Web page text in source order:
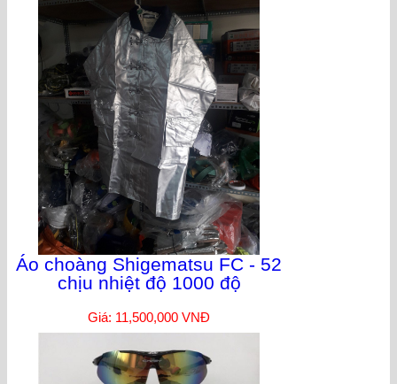
Áo choàng Shigematsu FC - 52
chịu nhiệt độ 1000 độ
Giá: 11,500,000 VNĐ